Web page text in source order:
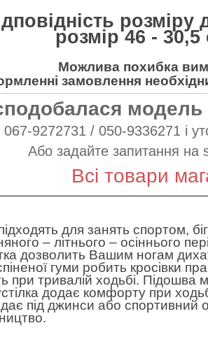
розмір 46 -
Можлива похибка
замовлення
модель
9272731 / 050-9336271 і
Або задайте запитання на
Всі товари
для занять спортом,
– літнього – осіннього
дозволить Вашим ногам
гуми робить кросівки
при тривалій ходьбі.
додає комфорту при
під джинси або спортивний